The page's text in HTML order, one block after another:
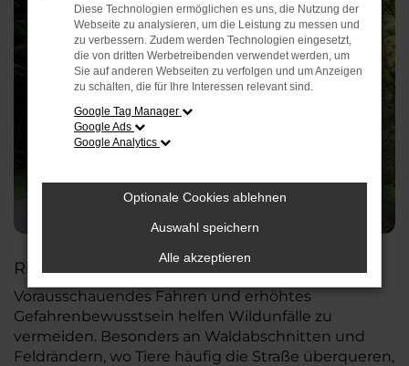
Risikoverringerung vor Wildunfällen
Vorausschauendes Fahren und erhöhtes
Gefahrenbewusstsein helfen Wildunfälle zu
vermeiden. Besonders an Waldabschnitten und
Feldrändern, wo Tiere häufig die Straße überqueren,
Diese Technologien ermöglichen es uns, die Nutzung der
Webseite zu analysieren, um die Leistung zu messen und
zu verbessern. Zudem werden Technologien eingesetzt,
die von dritten Werbetreibenden verwendet werden, um
Sie auf anderen Webseiten zu verfolgen und um Anzeigen
zu schalten, die für Ihre Interessen relevant sind.
Google Tag Manager
Google Ads
Google Analytics
Optionale Cookies ablehnen
Auswahl speichern
Alle akzeptieren